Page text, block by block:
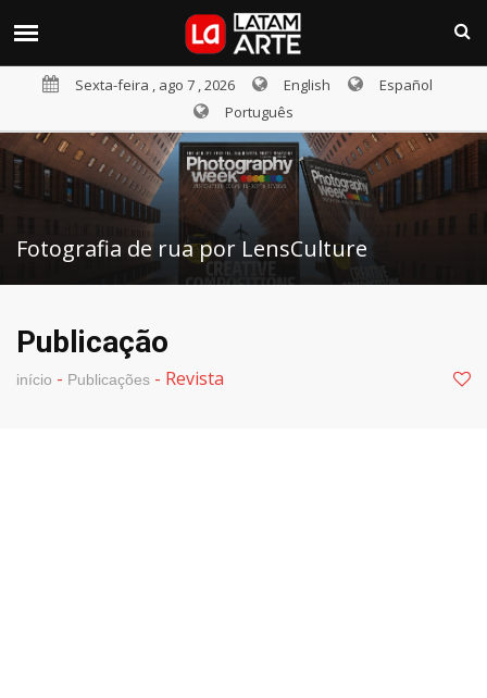
Sexta-feira , ago 7 , 2026 English
Español
Português
Fotografia de rua por LensCulture
Publicação
início - Publicações - Revista